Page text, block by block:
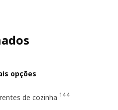
opções
de cozinha 144